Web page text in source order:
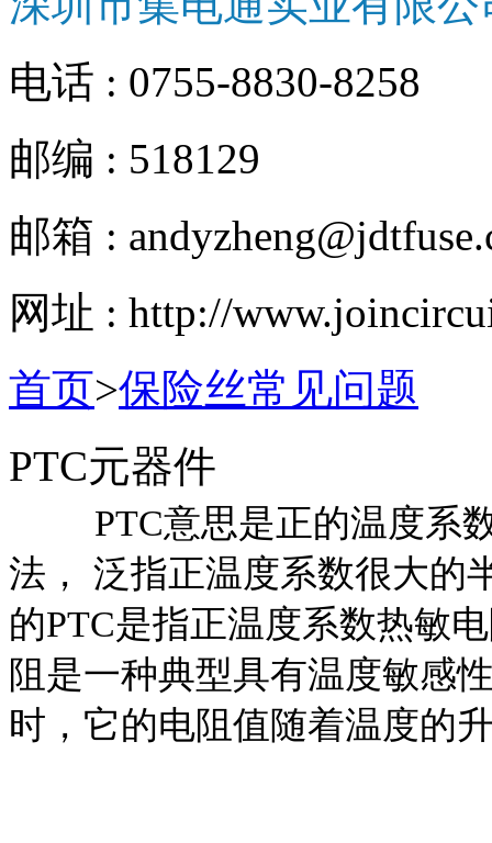
电话 : 0755-8830-8258
邮编 : 518129
邮箱 :
网址 : http://
首页>保险丝常见问题
PTC元器件
PTC意思是正的温度系
法， 泛指正温度系数很大的
的PTC是指正温度系数热敏
阻是一种典型具有温度敏感
时，它的电阻值随着温度的